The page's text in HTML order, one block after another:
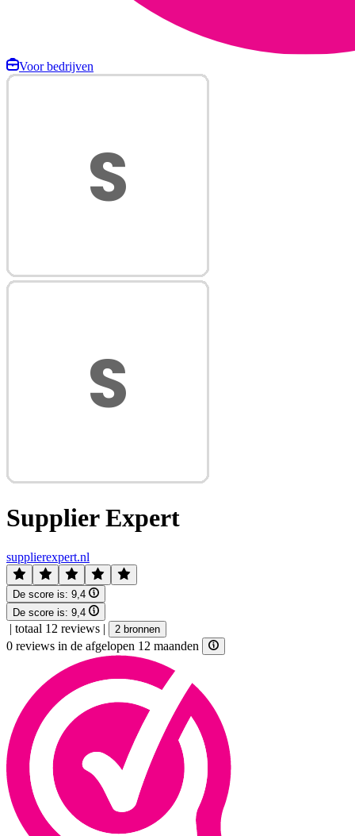
Voor bedrijven
Supplier Expert
supplierexpert.nl
De score is: 9,4
De score is: 9,4
| totaal 12 reviews | 2 bronnen
0 reviews in de afgelopen 12 maanden